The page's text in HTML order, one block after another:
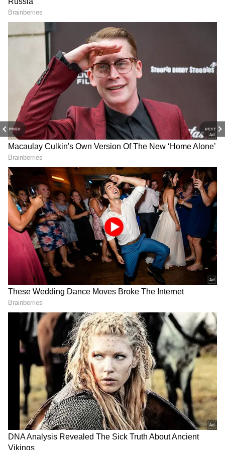
PREV NEXT
Image Credit :
சிந்து பைரவி பாடல் ரகசியம்
இப்படத்தின் இசைக்காக இசைஞானி
இளையராஜாமிகுந்த உழைப்பை
செலுத்தியிருந்தார். வழக்கமாக எந்தப்
படத்திற்கும் இசையமைக்கும் போது
காட்டும் ஈடுபாட்டை விட, சிந்து பைரவி
அவருக்கு தனித்துவமான சவால்களை
ஏற்படுத்தியதாக கூறப்படுகிறது. படத்தில்
இடம்பெறும் ஒரு முக்கியமான காட்சியில்,
கர்நாடக இசைக் கீர்த்தனையை பாடும்
கதாபாத்திரத்திடம், பொதுமக்களும் எளிதில்
ரசிக்கும் வகையில் தமிழில் நாட்டுப்புற
இசை பாட முடியாதா என கேள்வி
எழுப்பப்படுகிறது. அந்தக் காட்சிக்குப் பிறகு
வரும் “பாடறியேன் படிப்பறியேன்”
பாடல்தான் திரைப்படத்தின் முக்கிய
திருப்புமுனையாக அமைந்தது.